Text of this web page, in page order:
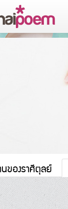
ของราศีตุลย์